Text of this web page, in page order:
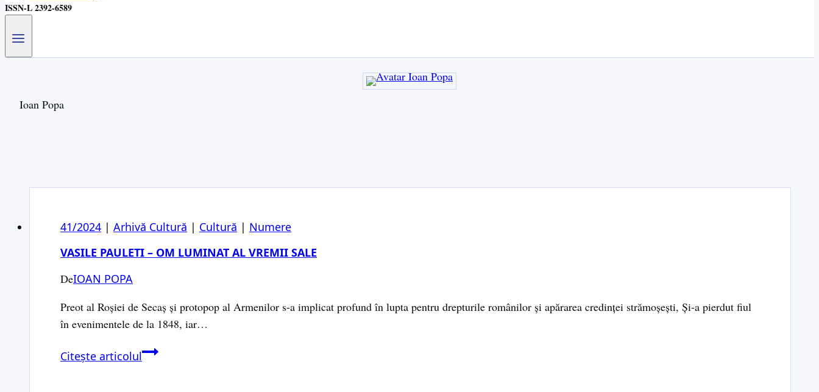
ISSN-L 2392-6589
Ioan Popa
41/2024 | Arhivă Cultură | Cultură | Numere
VASILE PAULETI – OM LUMINAT AL VREMII SALE
DeIOAN POPA
Preot al Roșiei de Secaș și protopop al Armenilor s-a implicat profund în lupta pentru drepturile românilor și apărarea credinței strămoșești, Și-a pierdut fiul
în evenimentele de la 1848, iar…
Citește articolulVasile